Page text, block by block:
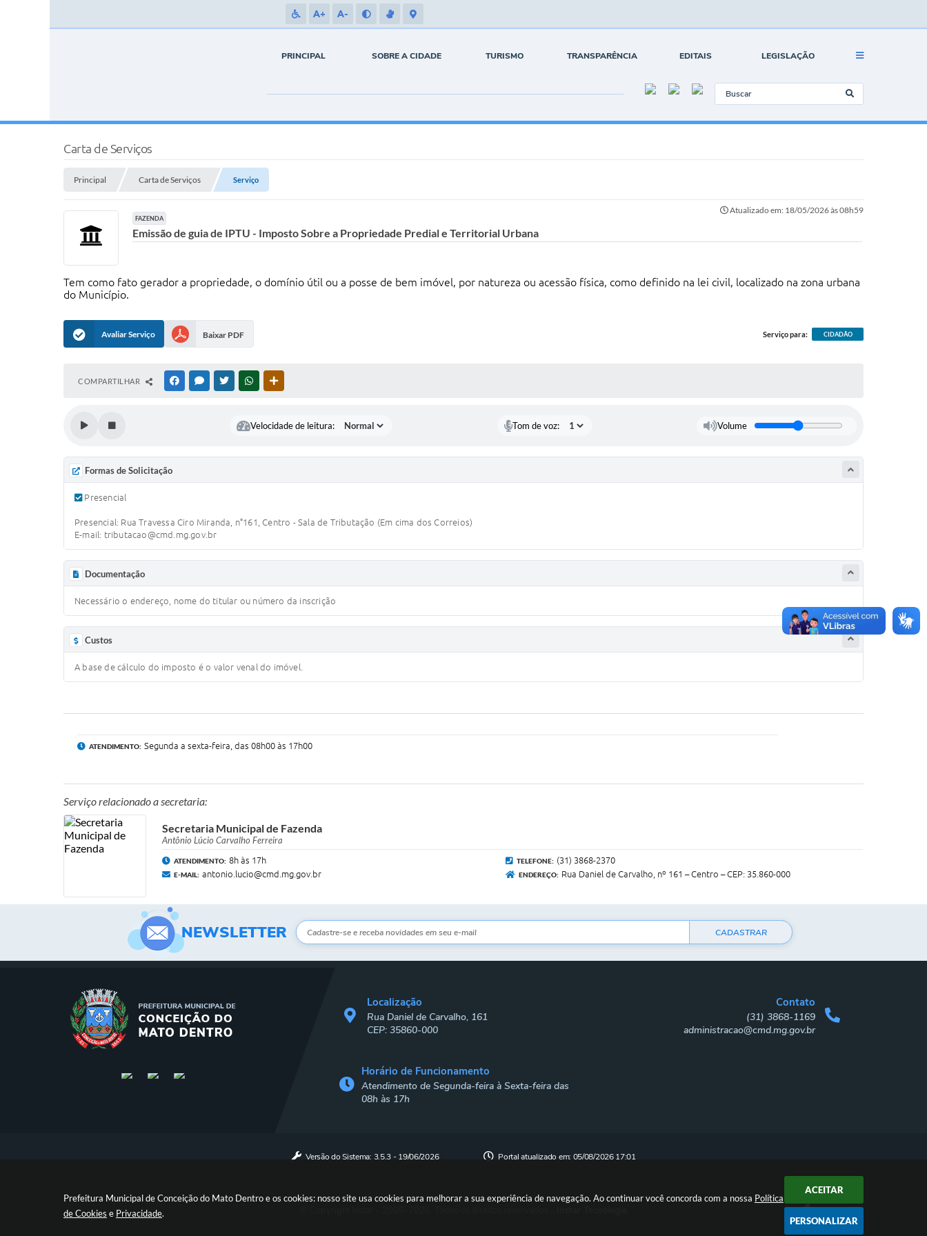
Prefeitura Municipal de Conceição do Mato Dentro e os cookies: nosso site usa cookies para melhorar a sua experiência de navegação. Ao continuar você concorda com a nossa Política
de Cookies e Privacidade.
ACEITAR
PERSONALIZAR
A+ A-
PRINCIPAL SOBRE A CIDADE TURISMO TRANSPARÊNCIA EDITAIS LEGISLAÇÃO
Carta de Serviços
Principal Carta de Serviços Serviço
Atualizado em: 18/05/2026 às 08h59
FAZENDA
Emissão de guia de IPTU - Imposto Sobre a Propriedade Predial e Territorial Urbana
Tem como fato gerador a propriedade, o domínio útil ou a posse de bem imóvel, por natureza ou acessão física, como definido na lei civil, localizado na zona urbana
do Município.
Avaliar Serviço Baixar PDF Serviço para: CIDADÃO
COMPARTILHAR FACEBOOKMESSENGER
TWITTERWHATSAPP
Velocidade de leitura: Tom de voz: Volume
Formas de Solicitação
Presencial
Presencial: Rua Travessa Ciro Miranda, n°161, Centro - Sala de Tributação (Em cima dos Correios)
E-mail: tributacao@cmd.mg.gov.br
Documentação
Necessário o endereço, nome do titular ou número da inscrição
Custos
A base de cálculo do imposto é o valor venal do imóvel.
ATENDIMENTO: Segunda a sexta-feira, das 08h00 às 17h00
Serviço relacionado a secretaria:
Secretaria Municipal de Fazenda
Antônio Lúcio Carvalho Ferreira
ATENDIMENTO: 8h às 17h TELEFONE: (31) 3868-2370
E-MAIL: antonio.lucio@cmd.mg.gov.br ENDEREÇO: Rua Daniel de Carvalho, nº 161 – Centro – CEP: 35.860-000
NEWSLETTER CADASTRAR
Localização
Rua Daniel de Carvalho, 161
CEP: 35860-000
Contato
(31) 3868-1169
administracao@cmd.mg.gov.br
Horário de Funcionamento
Atendimento de Segunda-feira à Sexta-feira das
08h às 17h
Versão do Sistema: 3.5.3 - 19/06/2026 Portal atualizado em: 05/08/2026 17:01